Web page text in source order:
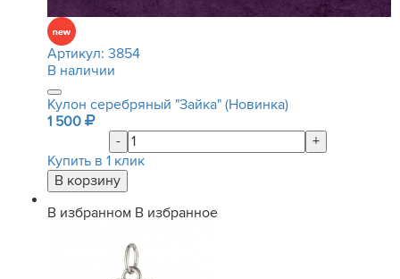
Артикул: 3854
В наличии
Кулон серебряный "Зайка" (Новинка)
1 500
-
+
Купить в 1 клик
В избранном В избранное